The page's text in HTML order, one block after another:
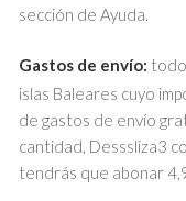
sección de Ayuda.
Gastos de envío:
islas Baleares cuyo
de gastos de envío
cantidad, Desssliza3
tendrás que abonar